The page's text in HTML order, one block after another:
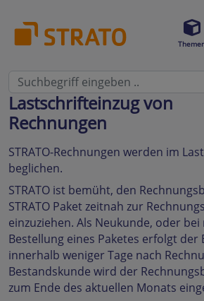
Lastschrifteinzug von
Rechnungen
STRATO-Rechnungen werden im
beglichen.
STRATO ist bemüht, den
STRATO Paket zeitnah zur
einzuziehen. Als Neukunde, oder
Bestellung eines Paketes erfolgt der
innerhalb weniger Tage nach
Bestandskunde wird der
zum Ende des aktuellen Monats